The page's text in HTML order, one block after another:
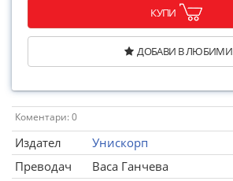
КУПИ
ДОБАВИ В ЛЮБИМИ
Коментари: 0
Издател
Унискорп
Преводач
Васа Ганчева